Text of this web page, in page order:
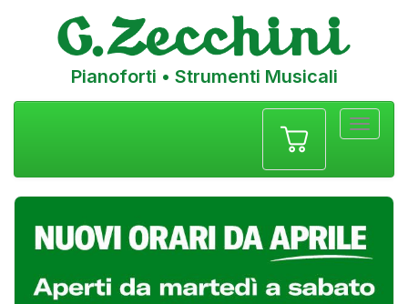
Pianoforti • Strumenti Musicali